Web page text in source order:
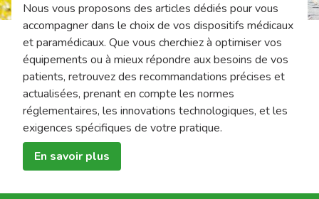
Nous vous proposons des articles dédiés pour vous
accompagner dans le choix de vos dispositifs médicaux
et paramédicaux. Que vous cherchiez à optimiser vos
équipements ou à mieux répondre aux besoins de vos
patients, retrouvez des recommandations précises et
actualisées, prenant en compte les normes
réglementaires, les innovations technologiques, et les
exigences spécifiques de votre pratique.
En savoir plus